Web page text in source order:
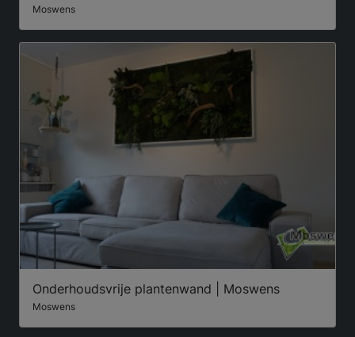
Moswens
Onderhoudsvrije plantenwand | Moswens
Moswens